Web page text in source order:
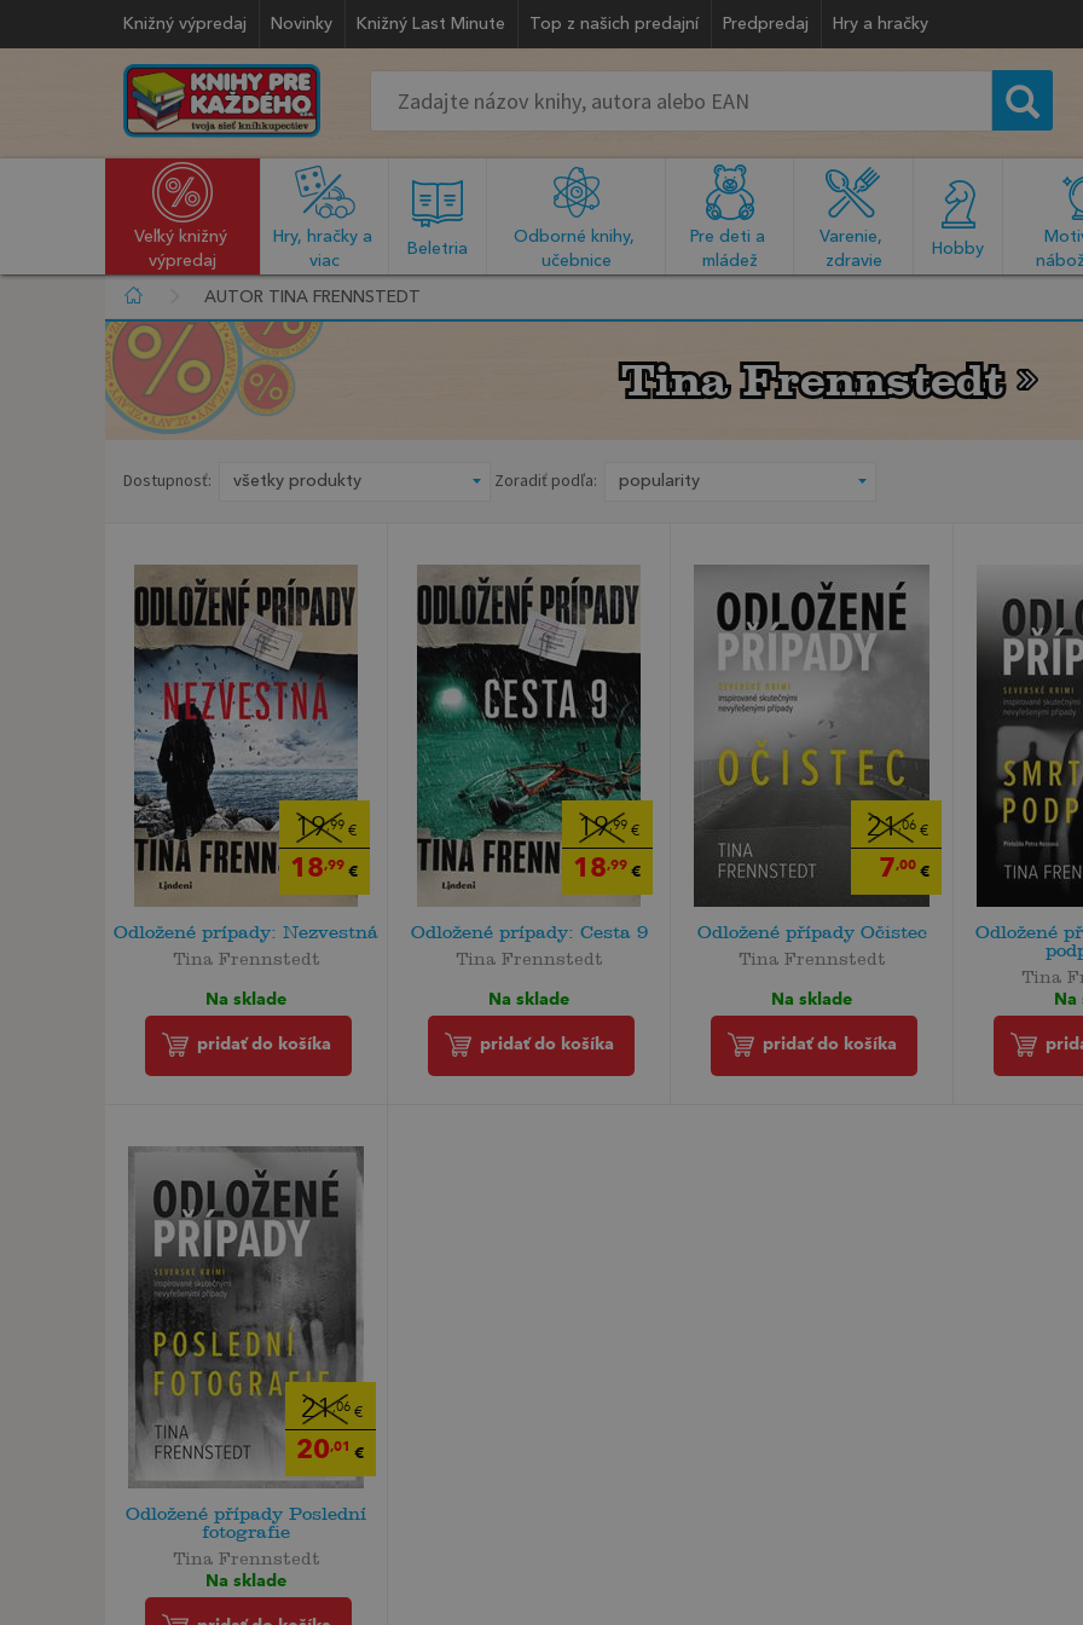
Knižný výpredaj Novinky Knižný Last Minute Top z našich predajní Predpredaj Hry a hračky
Veľký knižný
výpredaj
Hry, hračky a
viac
Beletria
Odborné knihy,
učebnice
Pre deti a
mládež
Varenie,
zdravie
Hobby
AUTOR TINA FRENNSTEDT
Tina Frennstedt
Tina Frennstedt
Dostupnosť: Zoradiť podľa:
19,99 €
18,99€
Odložené prípady: Nezvestná
Tina Frennstedt
Na sklade
pridať do košíka
19,99 €
18,99€
Odložené prípady: Cesta 9
Tina Frennstedt
Na sklade
pridať do košíka
21,06€
7,00€
Odložené případy Očistec
Tina Frennstedt
Na sklade
pridať do košíka
Odložené
Tina
Na
21,06€
20,01 €
Odložené případy Poslední
fotografie
Tina Frennstedt
Na sklade